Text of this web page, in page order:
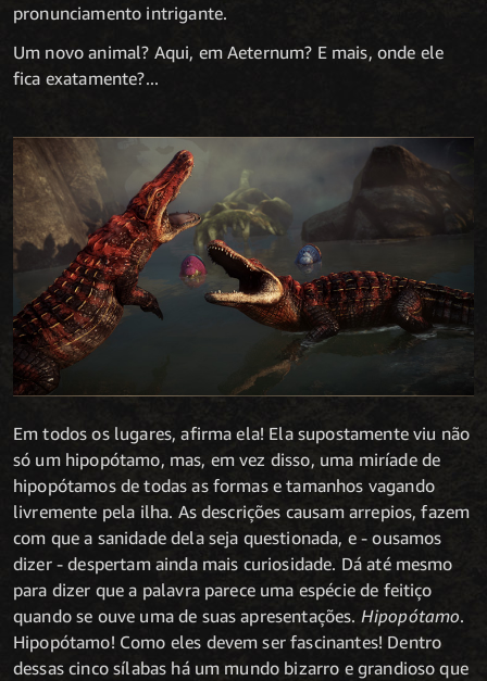
pronunciamento intrigante.
Um novo animal? Aqui, em Aeternum? E mais, onde ele
fica exatamente?...
Em todos os lugares, afirma ela! Ela supostamente viu não
só um hipopótamo, mas, em vez disso, uma miríade de
hipopótamos de todas as formas e tamanhos vagando
livremente pela ilha. As descrições causam arrepios, fazem
com que a sanidade dela seja questionada, e - ousamos
dizer - despertam ainda mais curiosidade. Dá até mesmo
para dizer que a palavra parece uma espécie de feitiço
quando se ouve uma de suas apresentações. Hipopótamo.
Hipopótamo! Como eles devem ser fascinantes! Dentro
dessas cinco sílabas há um mundo bizarro e grandioso que